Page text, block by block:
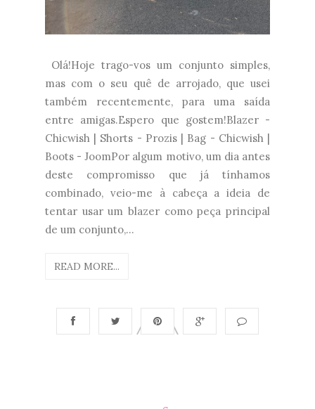
Olá!Hoje trago-vos um conjunto simples,
mas com o seu quê de arrojado, que usei
também recentemente, para uma saída
entre amigas.Espero que gostem!Blazer -
Chicwish | Shorts - Prozis | Bag - Chicwish |
Boots - JoomPor algum motivo, um dia antes
deste compromisso que já tínhamos
combinado, veio-me à cabeça a ideia de
tentar usar um blazer como peça principal
de um conjunto,...
READ MORE...